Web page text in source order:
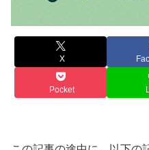
X
Pocket